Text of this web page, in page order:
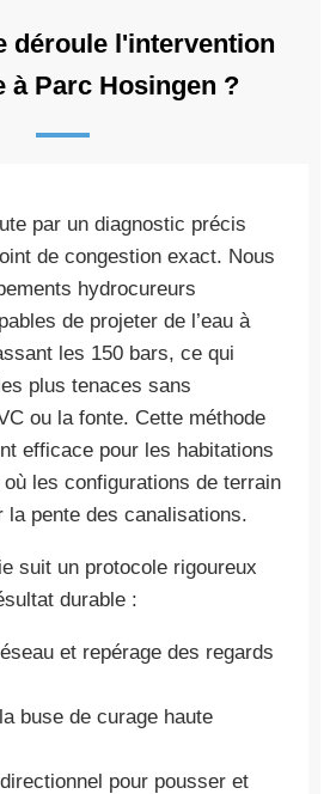
déroule l'intervention
à Parc Hosingen ?
par un diagnostic précis
de congestion exact. Nous
hydrocureurs
de projeter de l’eau à
les 150 bars, ce qui
plus tenaces sans
ou la fonte. Cette méthode
efficace pour les habitations
les configurations de terrain
la pente des canalisations.
suit un protocole rigoureux
durable :
et repérage des regards
buse de curage haute
pour pousser et